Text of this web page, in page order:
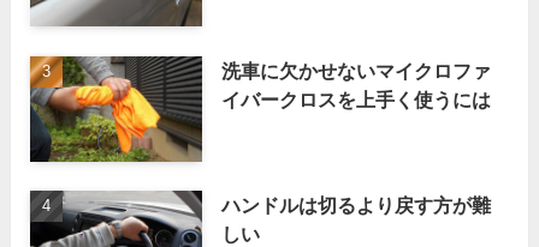
洗車に欠かせないマイクロファ
イバークロスを上手く使うには
ハンドルは切るより戻す方が難
しい